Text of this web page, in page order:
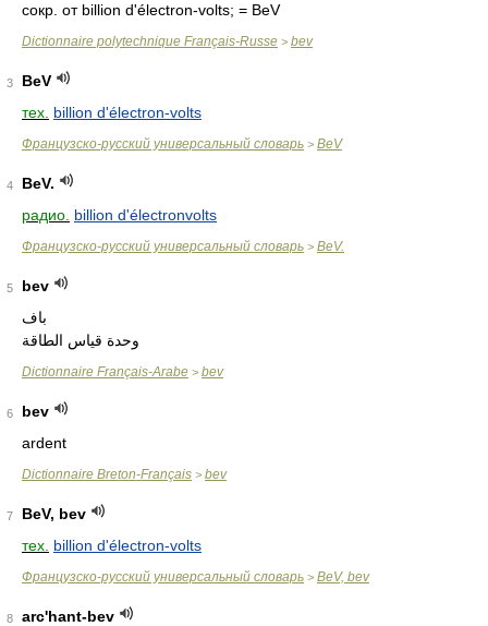
сокр. от billion d'électron-volts; = BeV
Dictionnaire polytechnique Français-Russe > bev
3
BeV
тех. billion d'électron-volts
Французско-русский универсальный словарь > BeV
4
BeV.
радио. billion d'électronvolts
Французско-русский универсальный словарь > BeV.
5
bev
باف
وحدة قياس الطاقة
Dictionnaire Français-Arabe > bev
6
bev
ardent
Dictionnaire Breton-Français > bev
7
BeV, bev
тех. billion d'électron-volts
Французско-русский универсальный словарь > BeV, bev
8
arc'hant-bev